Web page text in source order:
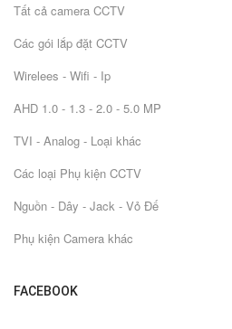
Tất cả camera CCTV
Các gói lắp đặt CCTV
Wirelees - Wifi - Ip
AHD 1.0 - 1.3 - 2.0 - 5.0 MP
TVI - Analog - Loại khác
Các loại Phụ kiện CCTV
Nguồn - Dây - Jack - Vỏ Đế
Phụ kiện Camera khác
FACEBOOK